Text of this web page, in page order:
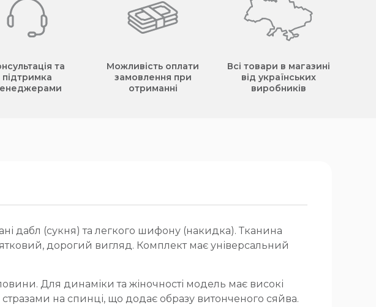
та
підтримка
Можливість оплати
замовлення при
отриманні
Всі товари в магазині
від українських
виробників
дабл (сукня) та легкого шифону (накидка). Тканина
дорогий вигляд. Комплект має універсальний
Для динаміки та жіночності модель має високі
на спинці, що додає образу витонченого сяйва.